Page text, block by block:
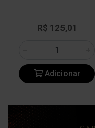
R$ 125,01
Adicionar